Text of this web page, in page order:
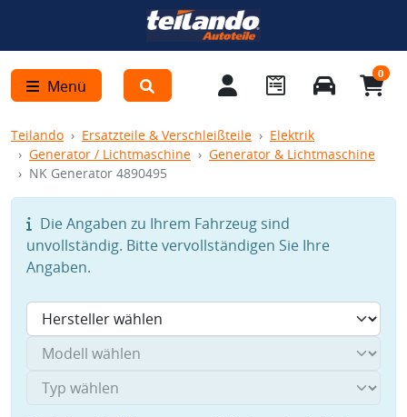
Menü
0
Teilando Ersatzteile & Verschleißteile
Elektrik
Generator / Lichtmaschine
Generator & Lichtmaschine
NK Generator 4890495
Die Angaben zu Ihrem Fahrzeug sind
unvollständig. Bitte vervollständigen Sie Ihre
Angaben.